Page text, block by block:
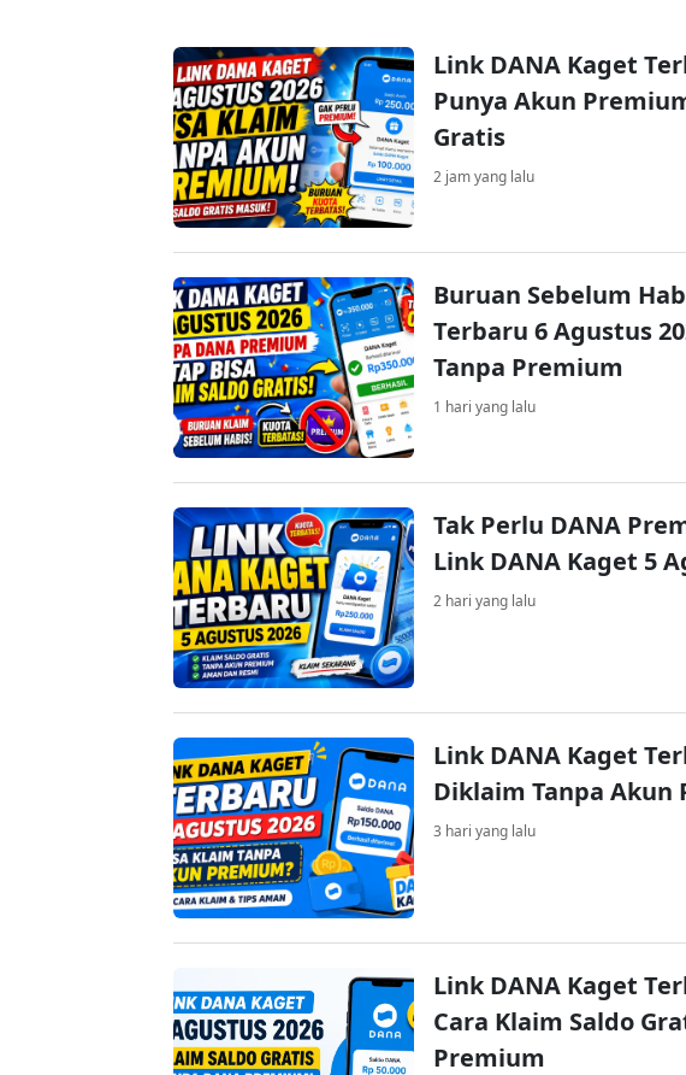
Link DANA Kaget
Punya Akun
Gratis
2 jam yang lalu
Buruan Sebelum
Terbaru 6 Agustus
Tanpa Premium
1 hari yang lalu
Tak Perlu DANA
Link DANA Kaget 5
2 hari yang lalu
Link DANA Kaget
Diklaim Tanpa Akun
3 hari yang lalu
Link DANA Kaget
Cara Klaim Saldo
Premium